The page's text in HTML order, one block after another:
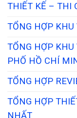
THIẾT KẾ – THI
TỔNG HỢP
TỔNG HỢP
PHỐ HỒ CHÍ
TỔNG HỢP
TỔNG HỢP
NHẤT